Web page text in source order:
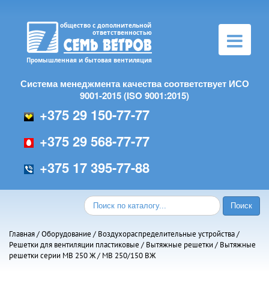
Система менеджмента качества соответствует ИСО
9001-2015 (ISO 9001:2015)
+375 29 150-77-77
+375 29 568-77-77
+375 17 395-77-88
Главная/Оборудование / Воздухораспределительные устройства/
Решетки для вентиляции пластиковые / Вытяжные решетки/ Вытяжные
решетки серии МВ 250 Ж/ МВ 250/150 ВЖ